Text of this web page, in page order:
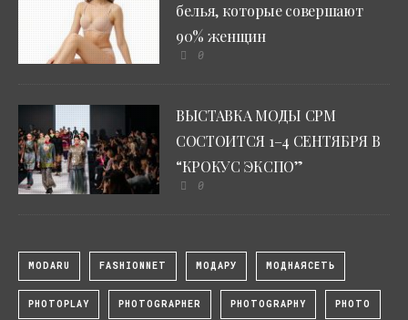
белья, которые совершают
90% женщин
0
ВЫСТАВКА МОДЫ CPM
СОСТОИТСЯ 1–4 СЕНТЯБРЯ В
“КРОКУС ЭКСПО”
0
MODARU FASHIONNET МОДАРУ МОДНАЯСЕТЬ
PHOTOPLAY PHOTOGRAPHER PHOTOGRAPHY PHOTO